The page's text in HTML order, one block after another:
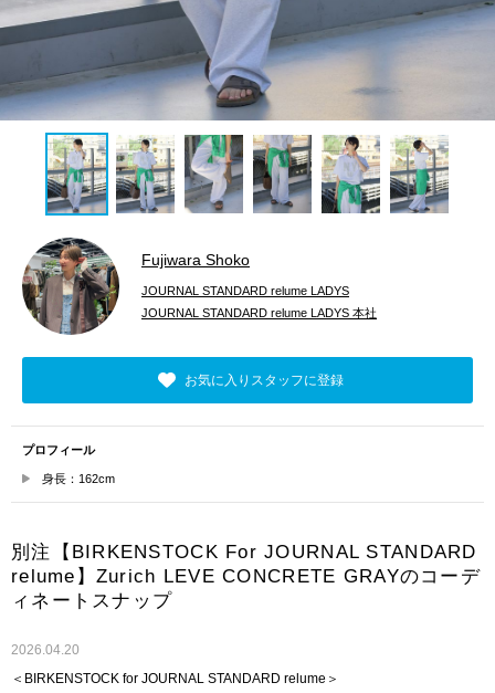
Fujiwara Shoko
JOURNAL STANDARD relume LADYS
JOURNAL STANDARD relume LADYS 本社
お気に入りスタッフに登録
プロフィール
身長：162cm
別注【BIRKENSTOCK For JOURNAL STANDARD
relume】Zurich LEVE CONCRETE GRAYのコーデ
ィネートスナップ
2026.04.20
＜BIRKENSTOCK for JOURNAL STANDARD relume＞